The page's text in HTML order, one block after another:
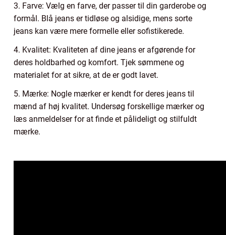
3. Farve: Vælg en farve, der passer til din garderobe og
formål. Blå jeans er tidløse og alsidige, mens sorte
jeans kan være mere formelle eller sofistikerede.
4. Kvalitet: Kvaliteten af dine jeans er afgørende for
deres holdbarhed og komfort. Tjek sømmene og
materialet for at sikre, at de er godt lavet.
5. Mærke: Nogle mærker er kendt for deres jeans til
mænd af høj kvalitet. Undersøg forskellige mærker og
læs anmeldelser for at finde et pålideligt og stilfuldt
mærke.